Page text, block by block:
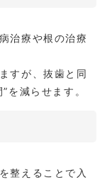
治療や根の治療
すが、抜歯と同
を減らせます。
整えることで入